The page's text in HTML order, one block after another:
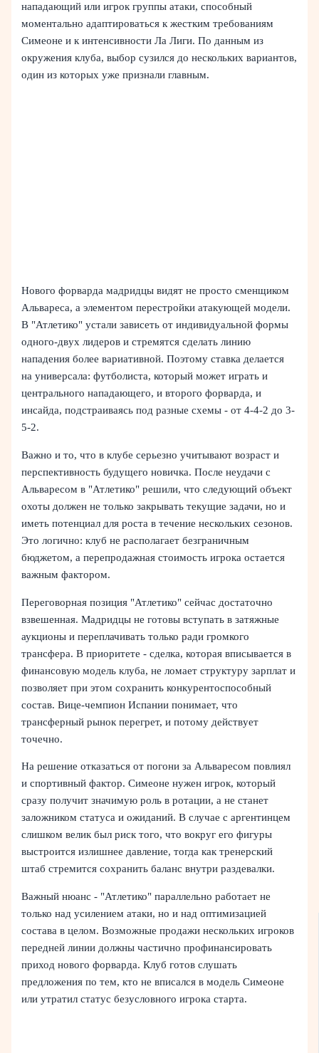
нападающий или игрок группы атаки, способный
моментально адаптироваться к жестким требованиям
Симеоне и к интенсивности Ла Лиги. По данным из
окружения клуба, выбор сузился до нескольких вариантов,
один из которых уже признали главным.
Нового форварда мадридцы видят не просто сменщиком
Альвареса, а элементом перестройки атакующей модели.
В "Атлетико" устали зависеть от индивидуальной формы
одного-двух лидеров и стремятся сделать линию
нападения более вариативной. Поэтому ставка делается
на универсала: футболиста, который может играть и
центрального нападающего, и второго форварда, и
инсайда, подстраиваясь под разные схемы - от 4-4-2 до 3-
5-2.
Важно и то, что в клубе серьезно учитывают возраст и
перспективность будущего новичка. После неудачи с
Альваресом в "Атлетико" решили, что следующий объект
охоты должен не только закрывать текущие задачи, но и
иметь потенциал для роста в течение нескольких сезонов.
Это логично: клуб не располагает безграничным
бюджетом, а перепродажная стоимость игрока остается
важным фактором.
Переговорная позиция "Атлетико" сейчас достаточно
взвешенная. Мадридцы не готовы вступать в затяжные
аукционы и переплачивать только ради громкого
трансфера. В приоритете - сделка, которая вписывается в
финансовую модель клуба, не ломает структуру зарплат и
позволяет при этом сохранить конкурентоспособный
состав. Вице-чемпион Испании понимает, что
трансферный рынок перегрет, и потому действует
точечно.
На решение отказаться от погони за Альваресом повлиял
и спортивный фактор. Симеоне нужен игрок, который
сразу получит значимую роль в ротации, а не станет
заложником статуса и ожиданий. В случае с аргентинцем
слишком велик был риск того, что вокруг его фигуры
выстроится излишнее давление, тогда как тренерский
штаб стремится сохранить баланс внутри раздевалки.
Важный нюанс - "Атлетико" параллельно работает не
только над усилением атаки, но и над оптимизацией
состава в целом. Возможные продажи нескольких игроков
передней линии должны частично профинансировать
приход нового форварда. Клуб готов слушать
предложения по тем, кто не вписался в модель Симеоне
или утратил статус безусловного игрока старта.